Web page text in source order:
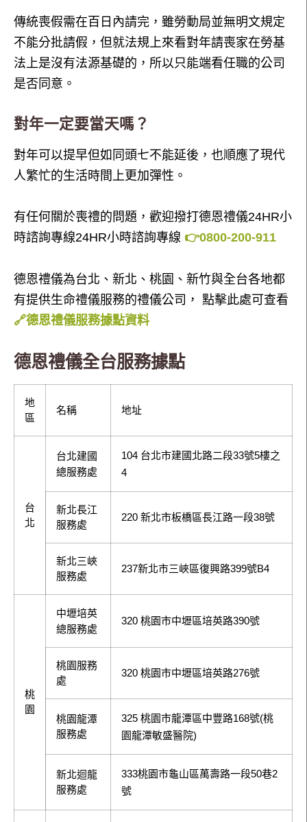
傳統喪假需在百日內請完，雖勞動局並無明文規定
不能分批請假，但就法規上來看對年請喪家在勞基
法上是沒有法源基礎的，所以只能端看任職的公司
是否同意。
對年一定要當天嗎？
對年可以提早但如同頭七不能延後，也順應了現代
人繁忙的生活時間上更加彈性。
有任何關於喪禮的問題，歡迎撥打德恩禮儀24HR小
時諮詢專線24HR小時諮詢專線 👉0800-200-911
德恩禮儀為台北、新北、桃園、新竹與全台各地都
有提供生命禮儀服務的禮儀公司， 點擊此處可查看
🔗德恩禮儀服務據點資料
德恩禮儀全台服務據點
地
區
名稱 地址
台
北
台北建國
總服務處
104 台北市建國北路二段33號5樓之
4
新北長江
服務處
220 新北市板橋區長江路一段38號
新北三峽
服務處
237新北市三峽區復興路399號B4
桃
園
中壢培英
總服務處
320 桃園市中壢區培英路390號
桃園服務
處
320 桃園市中壢區培英路276號
桃園龍潭
服務處
325 桃園市龍潭區中豐路168號(桃
園龍潭敏盛醫院)
新北迴龍
服務處
333桃園市龜山區萬壽路一段50巷2
號